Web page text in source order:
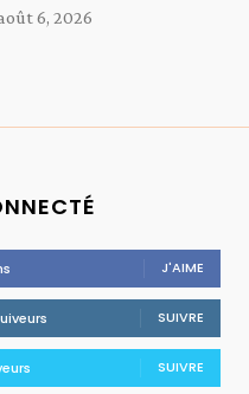
6, 2026
J'AIME
SUIVRE
SUIVRE